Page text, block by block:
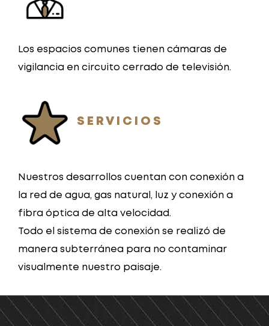
Los espacios comunes tienen cámaras de
vigilancia en circuito cerrado de televisión.
SERVICIOS
Nuestros desarrollos cuentan con conexión a
la red de agua, gas natural, luz y conexión a
fibra óptica de alta velocidad.
Todo el sistema de conexión se realizó de
manera subterránea para no contaminar
visualmente nuestro paisaje.